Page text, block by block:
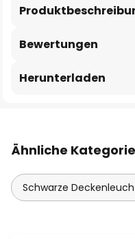
Bewertungen
Herunterladen
Ähnliche
Schwarze